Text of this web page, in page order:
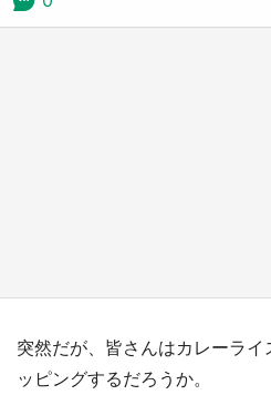
突然だが、皆さんはカレーラ
ッピングするだろうか。